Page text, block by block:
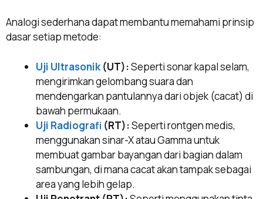
Analogi sederhana dapat membantu memahami prinsip
dasar setiap metode:
Uji Ultrasonik (UT):Seperti sonar kapal selam,
mengirimkan gelombang suara dan
mendengarkan pantulannya dari objek (cacat) di
bawah permukaan.
Uji Radiografi (RT):Seperti rontgen medis,
menggunakan sinar-X atau Gamma untuk
membuat gambar bayangan dari bagian dalam
sambungan, di mana cacat akan tampak sebagai
area yang lebih gelap.